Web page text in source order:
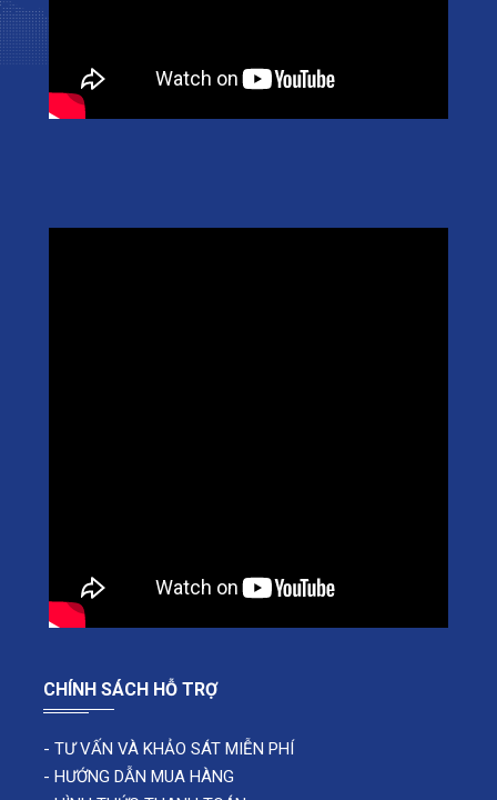
CHÍNH SÁCH HỖ TRỢ
- TƯ VẤN VÀ KHẢO SÁT MIỄN PHÍ
- HƯỚNG DẪN MUA HÀNG